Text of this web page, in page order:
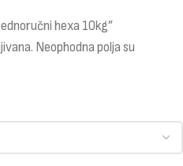
hexa 10kg”
Neophodna polja su